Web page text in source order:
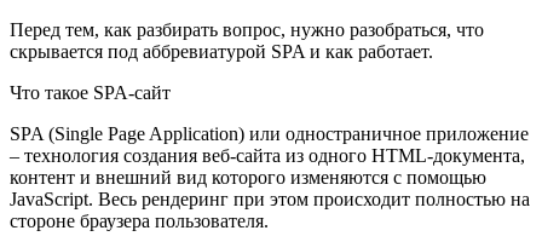
Перед тем, как разбирать вопрос, нужно разобраться, что
скрывается под аббревиатурой SPA и как работает.
Что такое SPA-сайт
SPA (Single Page Application) или одностраничное приложение
– технология создания веб-сайта из одного HTML-документа,
контент и внешний вид которого изменяются с помощью
JavaScript. Весь рендеринг при этом происходит полностью на
стороне браузера пользователя.